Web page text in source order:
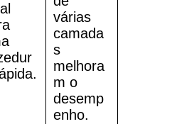
várias
camada
s
melhora
m o
desemp
enho.